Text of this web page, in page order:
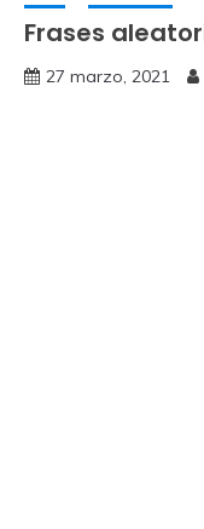
Frases
27 marzo, 2021